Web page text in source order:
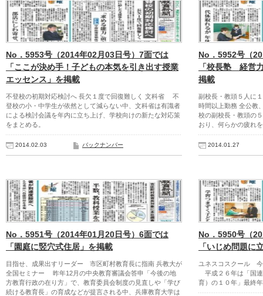
No．5953号（2014年02月03日号）7面では
「ここが決め手！子どもの本気を引き出す授業
エッセンス」を掲載
不登校の初期対応検討へ 長欠１度で回復難しく 文科省 不
登校の小・中学生が依然として減らない中、文科省は有識者
による検討会議を年内に立ち上げ、学校向けの新たな対応策
をまとめる。
2014.02.03 バックナンバー
No．5952号（
「校長塾 経営
掲載
副校長・教頭５人に
時間以上勤務 全公
校の副校長・教頭の
おり、何らかの疲れ
2014.01.27
No．5951号（2014年01月20日号）6面では
「園庭に竪穴式住居」を掲載
目指せ、成果出すリーダー 市区町村教育長に指南 兵教大が
全国セミナー 昨年12月の中央教育審議会答申「今後の地
方教育行政の在り方」で、教育委員会制度の見直しや「学び
続ける教育長」の育成などが提言される中、兵庫教育大学は
No．5950号（
「いじめ問題に
ユネスコスクール
平成２６年は「国
育）の１０年」最終